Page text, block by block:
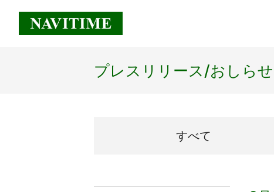
経
プレスリリース/おしらせ
すべて